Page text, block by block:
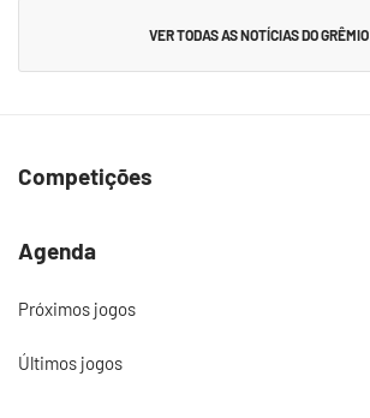
VER TODAS AS NOTÍCIAS DO GRÊMIO
Competições
Agenda
Próximos jogos
Últimos jogos